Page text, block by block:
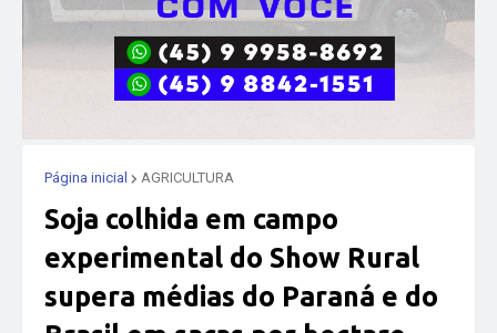
Página inicial AGRICULTURA
Soja colhida em campo
experimental do Show Rural
supera médias do Paraná e do